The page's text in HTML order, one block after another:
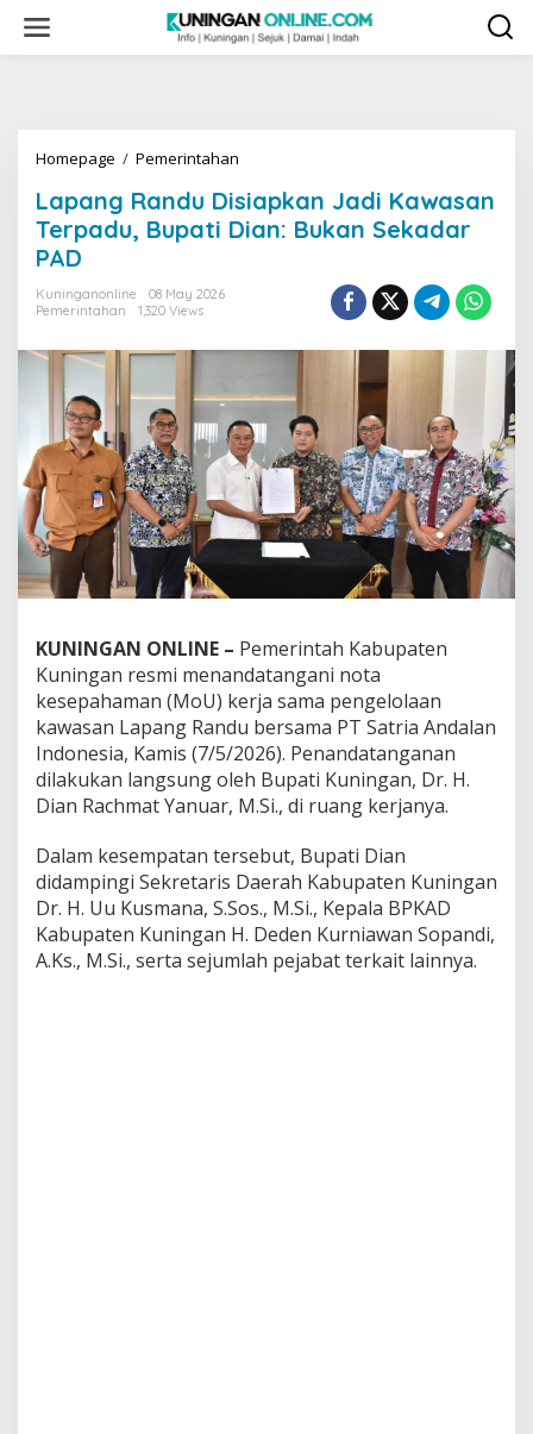
content
Homepage / Pemerintahan
Disiapkan
Jadi
Kawasan
Sekadar
Lapang Randu Disiapkan Jadi Kawasan
Terpadu, Bupati Dian: Bukan Sekadar
PAD
Kuninganonline
08 May 2026
Pemerintahan
1,320 Views
KUNINGAN ONLINE – Pemerintah Kabupaten
Kuningan resmi menandatangani nota
kesepahaman (MoU) kerja sama pengelolaan
kawasan Lapang Randu bersama PT Satria Andalan
Indonesia, Kamis (7/5/2026). Penandatanganan
dilakukan langsung oleh Bupati Kuningan, Dr. H.
Dian Rachmat Yanuar, M.Si., di ruang kerjanya.
Dalam kesempatan tersebut, Bupati Dian
didampingi Sekretaris Daerah Kabupaten Kuningan
Dr. H. Uu Kusmana, S.Sos., M.Si., Kepala BPKAD
Kabupaten Kuningan H. Deden Kurniawan Sopandi,
A.Ks., M.Si., serta sejumlah pejabat terkait lainnya.